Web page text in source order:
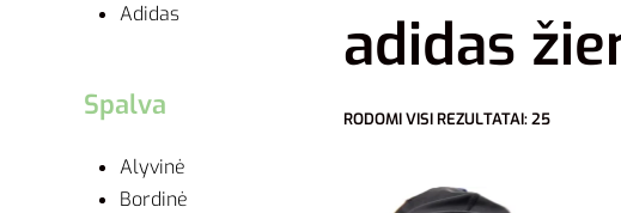
Adidas
Spalva
Alyvinė
Bordinė
adidas
RODOMI VISI REZULTATAI: 25